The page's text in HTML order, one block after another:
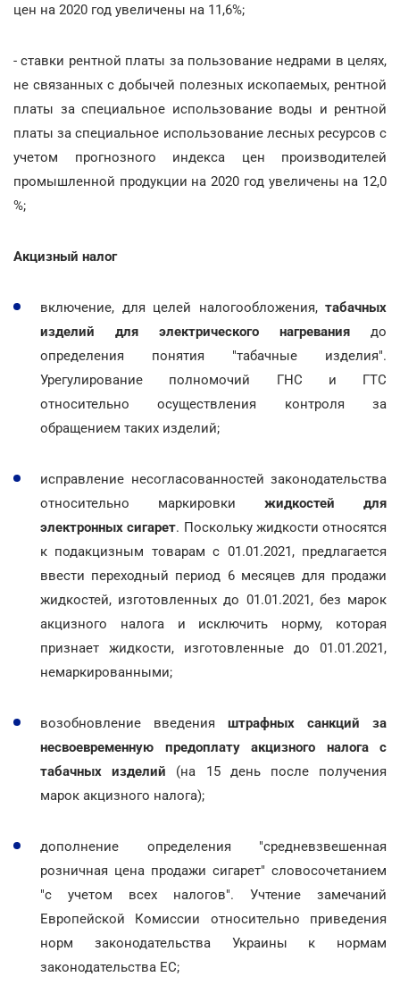
цен на 2020 год увеличены на 11,6%;
- ставки рентной платы за пользование недрами в целях,
не связанных с добычей полезных ископаемых, рентной
платы за специальное использование воды и рентной
платы за специальное использование лесных ресурсов с
учетом прогнозного индекса цен производителей
промышленной продукции на 2020 год увеличены на 12,0
%;
Акцизный налог
включение, для целей налогообложения, табачных
изделий для электрического нагревания до
определения понятия "табачные изделия".
Урегулирование полномочий ГНС и ГТС
относительно осуществления контроля за
обращением таких изделий;
исправление несогласованностей законодательства
относительно маркировки жидкостей для
электронных сигарет. Поскольку жидкости относятся
к подакцизным товарам с 01.01.2021, предлагается
ввести переходный период 6 месяцев для продажи
жидкостей, изготовленных до 01.01.2021, без марок
акцизного налога и исключить норму, которая
признает жидкости, изготовленные до 01.01.2021,
немаркированными;
возобновление введения штрафных санкций за
несвоевременную предоплату акцизного налога с
табачных изделий (на 15 день после получения
марок акцизного налога);
дополнение определения "средневзвешенная
розничная цена продажи сигарет" словосочетанием
"с учетом всех налогов". Учтение замечаний
Европейской Комиссии относительно приведения
норм законодательства Украины к нормам
законодательства ЕС;